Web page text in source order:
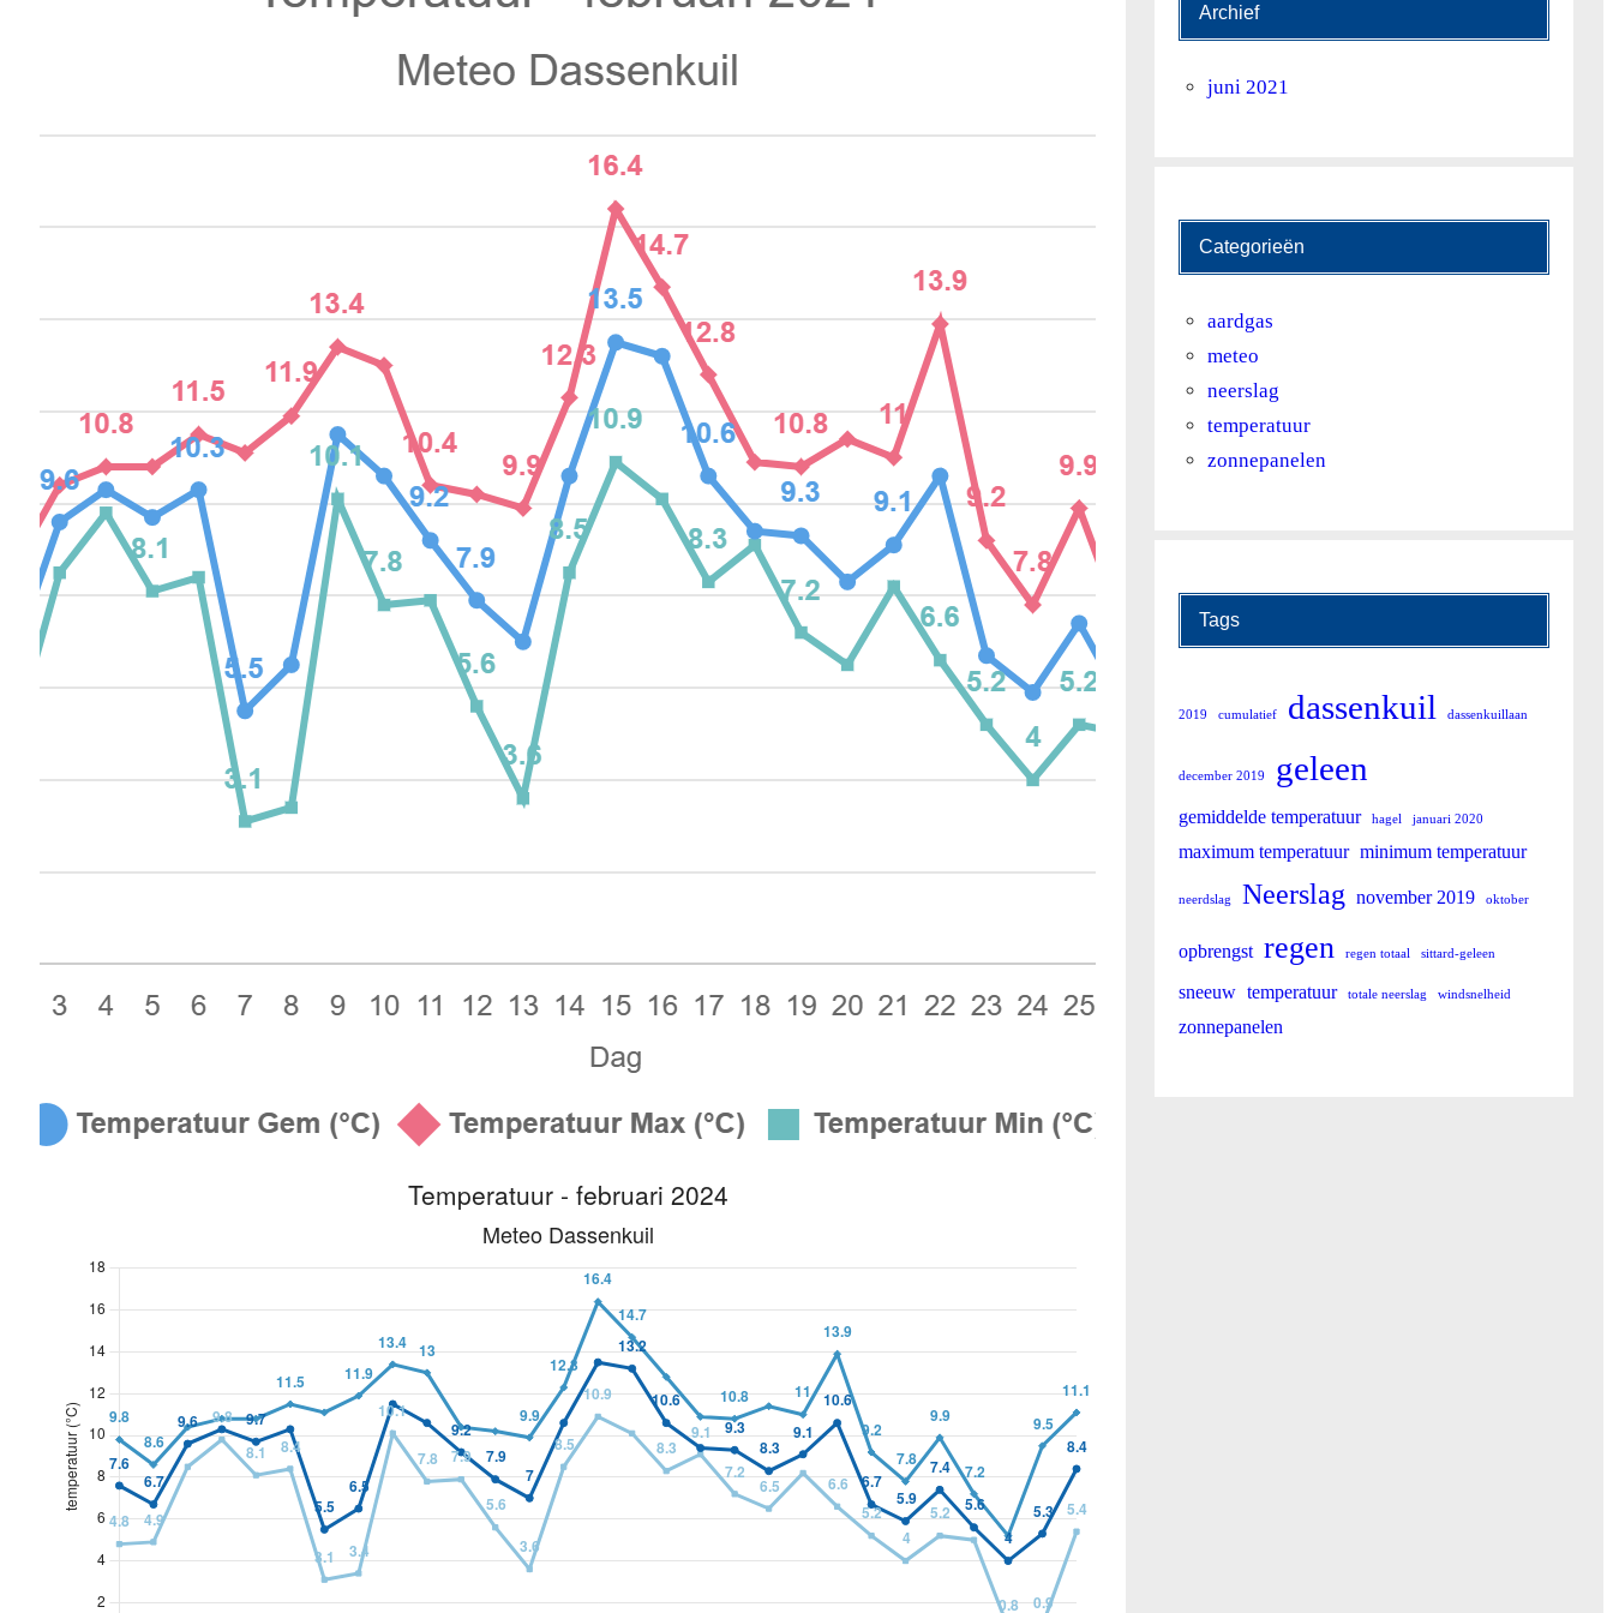
Archief
juni 2021
Categorieën
aardgas
meteo
neerslag
temperatuur
zonnepanelen
Tags
2019 cumulatief dassenkuil dassenkuillaan
december 2019 geleen
gemiddelde temperatuur hagel januari 2020
maximum temperatuur minimum temperatuur
neerdslag Neerslag november 2019 oktober
opbrengst regen regen totaal sittard-geleen
sneeuw temperatuur totale neerslag windsnelheid
zonnepanelen